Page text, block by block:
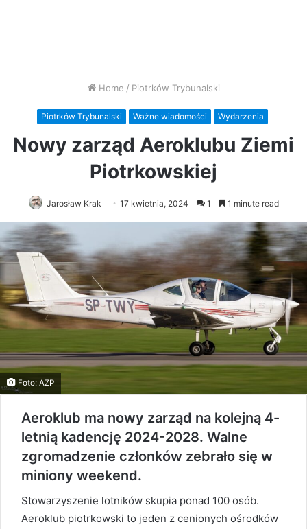
Home / Piotrków Trybunalski
Piotrków Trybunalski Ważne wiadomości Wydarzenia
Nowy zarząd Aeroklubu Ziemi
Piotrkowskiej
Jarosław Krak 17 kwietnia, 2024 1 1 minute read
Foto: AZP
Aeroklub ma nowy zarząd na kolejną 4-
letnią kadencję 2024-2028. Walne
zgromadzenie członków zebrało się w
miniony weekend.
Stowarzyszenie lotników skupia ponad 100 osób.
Aeroklub piotrkowski to jeden z cenionych ośrodków